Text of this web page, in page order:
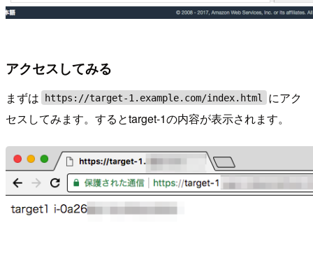
アクセスしてみる
まずは https://target-1.example.com/index.html
にアク
セスしてみます。するとtarget-1の内容が表示されます。